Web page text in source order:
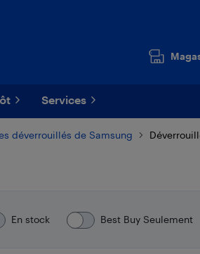
Services
déverrouillés de Samsung
En stock Best Buy Seulement